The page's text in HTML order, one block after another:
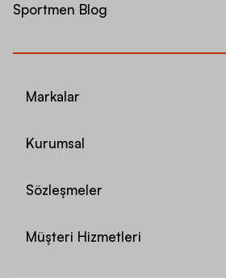
Sportmen Blog
Markalar
Kurumsal
Sözleşmeler
Müşteri Hizmetleri